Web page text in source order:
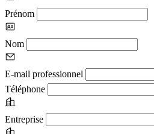
Prénom
Nom
E-mail professionnel
Téléphone
Entreprise